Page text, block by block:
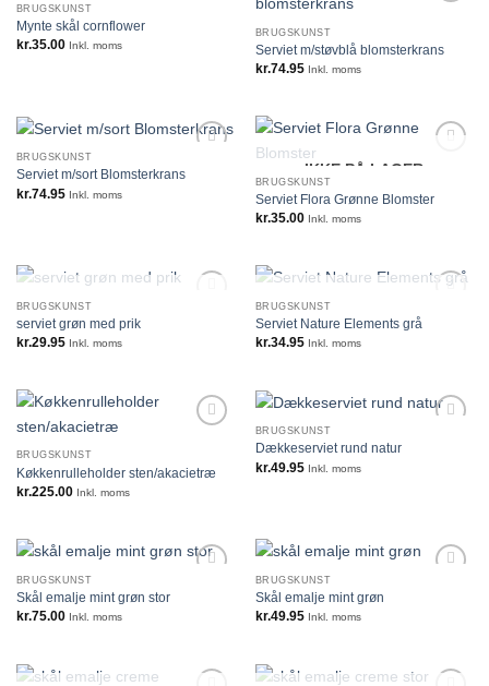
IKKE PÅ LAGER
BRUGSKUNST
Mynte skål cornflower
kr.35.00 Inkl. moms
BRUGSKUNST
Serviet m/støvblå blomsterkrans
kr.74.95 Inkl. moms
BRUGSKUNST
Serviet m/sort Blomsterkrans
kr.74.95 Inkl. moms
IKKE PÅ LAGER
BRUGSKUNST
Serviet Flora Grønne Blomster
kr.35.00 Inkl. moms
IKKE PÅ LAGER
BRUGSKUNST
serviet grøn med prik
kr.29.95 Inkl. moms
IKKE PÅ LAGER
BRUGSKUNST
Serviet Nature Elements grå
kr.34.95 Inkl. moms
BRUGSKUNST
Køkkenrulleholder sten/akacietræ
kr.225.00 Inkl. moms
BRUGSKUNST
Dækkeserviet rund natur
kr.49.95 Inkl. moms
BRUGSKUNST
Skål emalje mint grøn stor
kr.75.00 Inkl. moms
BRUGSKUNST
Skål emalje mint grøn
kr.49.95 Inkl. moms